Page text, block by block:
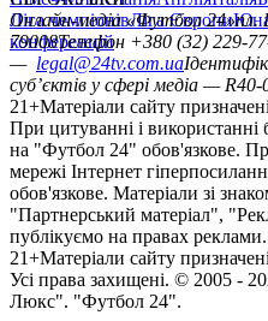
Ліга чемпіонівЛіга Європи
конференцій
Онлайн-медіа «Футбол 24»пл.
79008Телефон +380 (32) 229-
— legal@24tv.com.ua
суб’єктів у сфері медіа — R40-
21+Матеріали сайту
При цитуванні і використанні
на "Футбол 24" обов'язкове.
мережі Інтернет
обов'язкове. Матеріали зі
"Партнерський матеріал",
публікуємо на правах реклами.
21+Матеріали сайту
Усi права захищенi. © 2005 -
Люкс". "Футбол 24".